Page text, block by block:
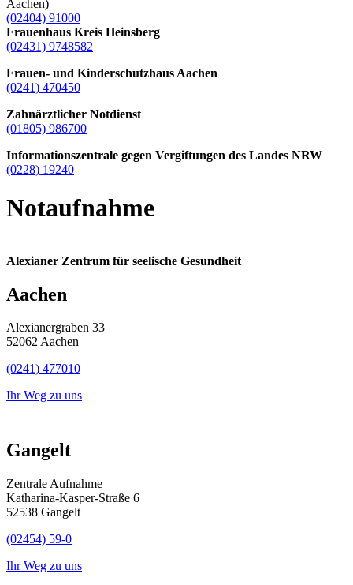
Aachen)
(02404) 91000
Frauenhaus Kreis Heinsberg
(02431) 9748582
Frauen- und Kinderschutzhaus Aachen
(0241) 470450
Zahnärztlicher Notdienst
(01805) 986700
Informationszentrale gegen Vergiftungen des Landes NRW
(0228) 19240
Notaufnahme
Alexianer Zentrum für seelische Gesundheit
Aachen
Alexianergraben 33
52062 Aachen
(0241) 477010
Ihr Weg zu uns
Gangelt
Zentrale Aufnahme
Katharina-Kasper-Straße 6
52538 Gangelt
(02454) 59-0
Ihr Weg zu uns